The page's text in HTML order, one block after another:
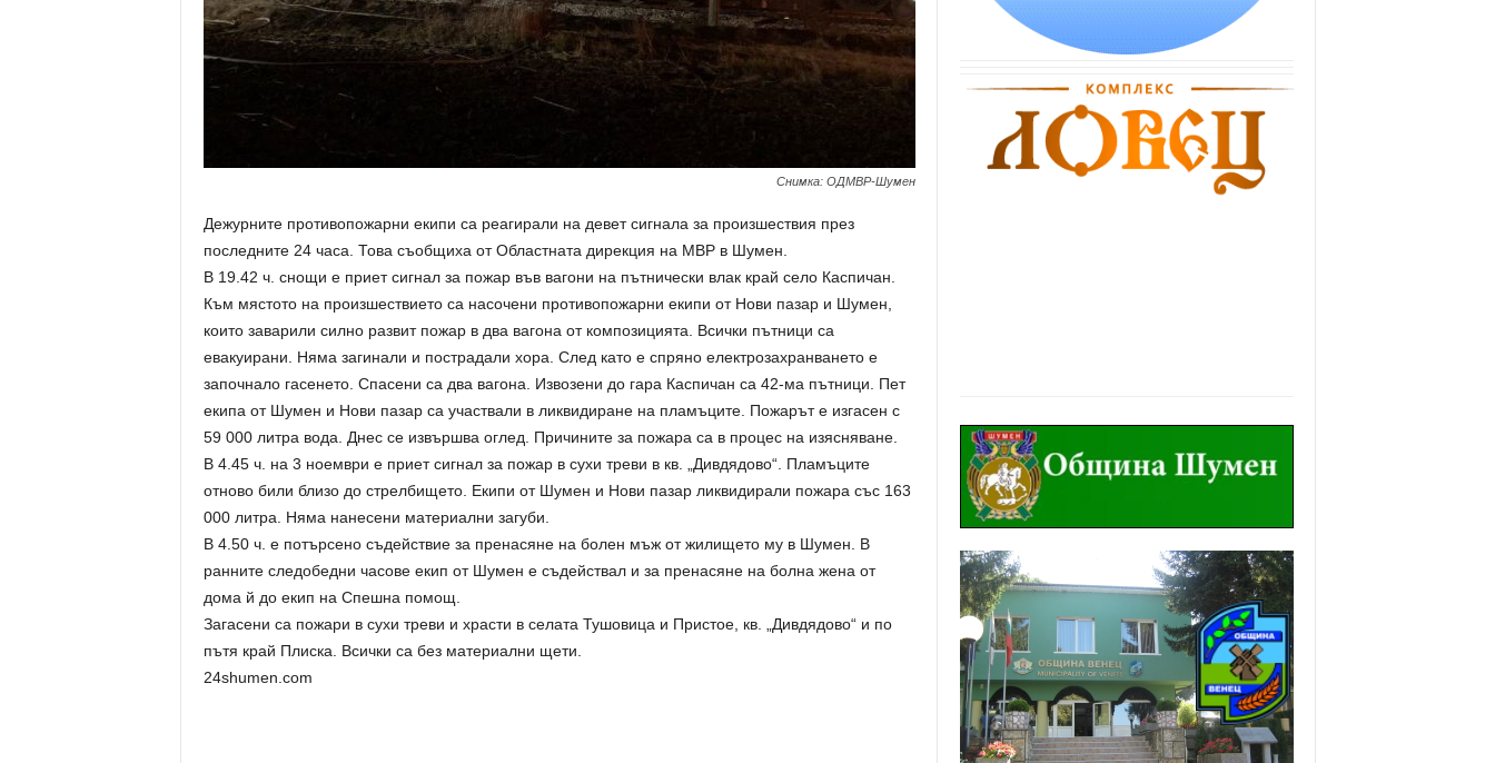
Снимка: ОДМВР-Шумен
Дежурните противопожарни екипи са реагирали на девет сигнала за произшествия през
последните 24 часа. Това съобщиха от Областната дирекция на МВР в Шумен.
В 19.42 ч. снощи е приет сигнал за пожар във вагони на пътнически влак край село Каспичан.
Към мястото на произшествието са насочени противопожарни екипи от Нови пазар и Шумен,
които заварили силно развит пожар в два вагона от композицията. Всички пътници са
евакуирани. Няма загинали и пострадали хора. След като е спряно електрозахранването е
започнало гасенето. Спасени са два вагона. Извозени до гара Каспичан са 42-ма пътници. Пет
екипа от Шумен и Нови пазар са участвали в ликвидиране на пламъците. Пожарът е изгасен с
59 000 литра вода. Днес се извършва оглед. Причините за пожара са в процес на изясняване.
В 4.45 ч. на 3 ноември е приет сигнал за пожар в сухи треви в кв. „Дивдядово“. Пламъците
отново били близо до стрелбището. Екипи от Шумен и Нови пазар ликвидирали пожара със 163
000 литра. Няма нанесени материални загуби.
В 4.50 ч. е потърсено съдействие за пренасяне на болен мъж от жилището му в Шумен. В
ранните следобедни часове екип от Шумен е съдействал и за пренасяне на болна жена от
дома й до екип на Спешна помощ.
Загасени са пожари в сухи треви и храсти в селата Тушовица и Пристое, кв. „Дивдядово“ и по
пътя край Плиска. Всички са без материални щети.
24shumen.com